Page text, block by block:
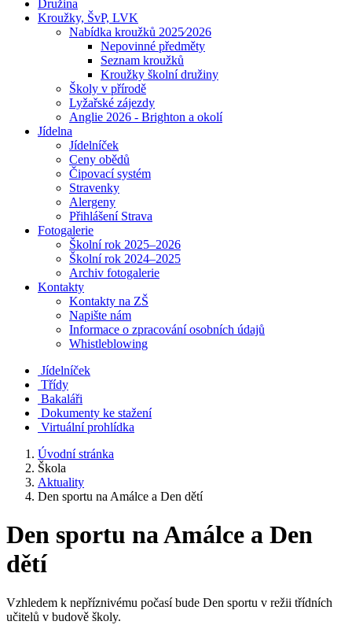
Družina
Kroužky, ŠvP, LVK
Nabídka kroužků 2025⁄2026
Nepovinné předměty
Seznam kroužků
Kroužky školní družiny
Školy v přírodě
Lyžařské zájezdy
Anglie 2026 - Brighton a okolí
Jídelna
Jídelníček
Ceny obědů
Čipovací systém
Stravenky
Alergeny
Přihlášení Strava
Fotogalerie
Školní rok 2025–2026
Školní rok 2024–2025
Archiv fotogalerie
Kontakty
Kontakty na ZŠ
Napište nám
Informace o zpracování osobních údajů
Whistleblowing
Jídelníček
Třídy
Bakaláři
Dokumenty ke stažení
Virtuální prohlídka
Úvodní stránka
Škola
Aktuality
Den sportu na Amálce a Den dětí
Den sportu na Amálce a Den
dětí
Vzhledem k nepříznivému počasí bude Den sportu v režii třídních
učitelů v budově školy.